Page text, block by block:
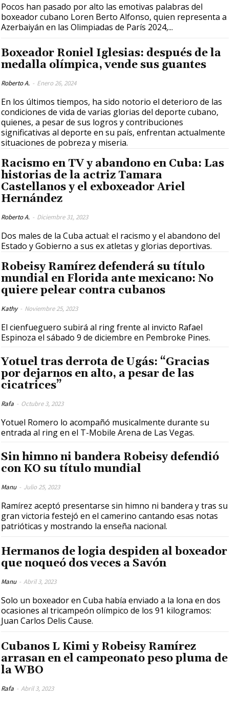
Pocos han pasado por alto las emotivas palabras del
boxeador cubano Loren Berto Alfonso, quien representa a
Azerbaiyán en las Olimpiadas de París 2024,...
Boxeador Roniel Iglesias: después de la
medalla olímpica, vende sus guantes
Roberto A. - Enero 26, 2024
En los últimos tiempos, ha sido notorio el deterioro de las
condiciones de vida de varias glorias del deporte cubano,
quienes, a pesar de sus logros y contribuciones
significativas al deporte en su país, enfrentan actualmente
situaciones de pobreza y miseria.
Racismo en TV y abandono en Cuba: Las
historias de la actriz Tamara
Castellanos y el exboxeador Ariel
Hernández
Roberto A. - Diciembre 31, 2023
Dos males de la Cuba actual: el racismo y el abandono del
Estado y Gobierno a sus ex atletas y glorias deportivas.
Robeisy Ramírez defenderá su título
mundial en Florida ante mexicano: No
quiere pelear contra cubanos
Kathy - Noviembre 25, 2023
El cienfueguero subirá al ring frente al invicto Rafael
Espinoza el sábado 9 de diciembre en Pembroke Pines.
Yotuel tras derrota de Ugás: “Gracias
por dejarnos en alto, a pesar de las
cicatrices”
Rafa - Octubre 3, 2023
Yotuel Romero lo acompañó musicalmente durante su
entrada al ring en el T-Mobile Arena de Las Vegas.
Sin himno ni bandera Robeisy defendió
con KO su título mundial
Manu - Julio 25, 2023
Ramírez aceptó presentarse sin himno ni bandera y tras su
gran victoria festejó en el camerino cantando esas notas
patrióticas y mostrando la enseña nacional.
Hermanos de logia despiden al boxeador
que noqueó dos veces a Savón
Manu - Abril 3, 2023
Solo un boxeador en Cuba había enviado a la lona en dos
ocasiones al tricampeón olímpico de los 91 kilogramos:
Juan Carlos Delis Cause.
Cubanos L Kimi y Robeisy Ramírez
arrasan en el campeonato peso pluma de
la WBO
Rafa - Abril 3, 2023